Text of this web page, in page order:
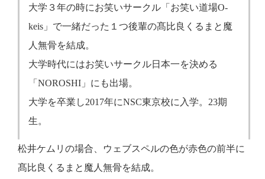
大学３年の時にお笑いサークル「お笑い道場O-
keis」で一緒だった１つ後輩の髙比良くるまと魔
人無骨を結成。
大学時代にはお笑いサークル日本一を決める
「NOROSHI」にも出場。
大学を卒業し2017年にNSC東京校に入学。23期
生。
松井ケムリの場合、ウェブスペルの色が赤色の前半に
髙比良くるまと魔人無骨を結成。